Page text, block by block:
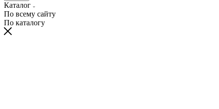
Каталог
По всему сайту
По каталогу